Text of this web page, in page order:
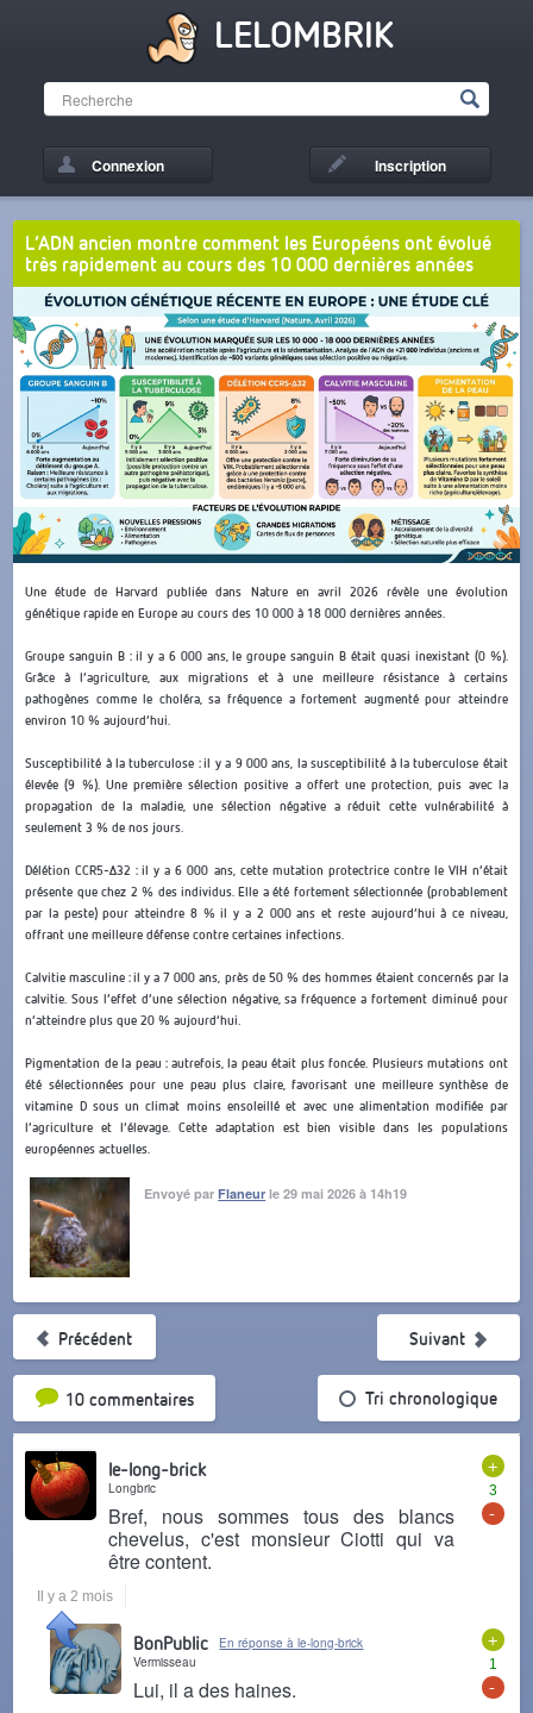
LELOMBRIK
Connexion Inscription
L’ADN ancien montre comment les Européens ont évolué
très rapidement au cours des 10 000 dernières années
Une étude de Harvard publiée dans Nature en avril 2026 révèle une évolution
génétique rapide en Europe au cours des 10 000 à 18 000 dernières années.
Groupe sanguin B : il y a 6 000 ans, le groupe sanguin B était quasi inexistant (0 %).
Grâce à l’agriculture, aux migrations et à une meilleure résistance à certains
pathogènes comme le choléra, sa fréquence a fortement augmenté pour atteindre
environ 10 % aujourd’hui.
Susceptibilité à la tuberculose : il y a 9 000 ans, la susceptibilité à la tuberculose était
élevée (9 %). Une première sélection positive a offert une protection, puis avec la
propagation de la maladie, une sélection négative a réduit cette vulnérabilité à
seulement 3 % de nos jours.
Délétion CCR5-Δ32 : il y a 6 000 ans, cette mutation protectrice contre le VIH n’était
présente que chez 2 % des individus. Elle a été fortement sélectionnée (probablement
par la peste) pour atteindre 8 % il y a 2 000 ans et reste aujourd’hui à ce niveau,
offrant une meilleure défense contre certaines infections.
Calvitie masculine : il y a 7 000 ans, près de 50 % des hommes étaient concernés par la
calvitie. Sous l’effet d’une sélection négative, sa fréquence a fortement diminué pour
n’atteindre plus que 20 % aujourd’hui.
Pigmentation de la peau : autrefois, la peau était plus foncée. Plusieurs mutations ont
été sélectionnées pour une peau plus claire, favorisant une meilleure synthèse de
vitamine D sous un climat moins ensoleillé et avec une alimentation modifiée par
l’agriculture et l’élevage. Cette adaptation est bien visible dans les populations
européennes actuelles.
Envoyé parFlaneur le 29 mai 2026 à 14h19
Précédent
10 commentairesTri par popularité Tri chronologique
Suivant
+
3
-
le-long-brick
Longbric
Bref, nous sommes tous des blancs
chevelus, c'est monsieur Ciotti qui va
être content.
Il y a 2 mois
+
1
-
BonPublic
En réponse à le-long-brick
Vermisseau
Lui, il a des haines.